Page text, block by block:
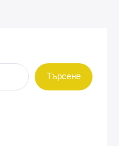
Търсене